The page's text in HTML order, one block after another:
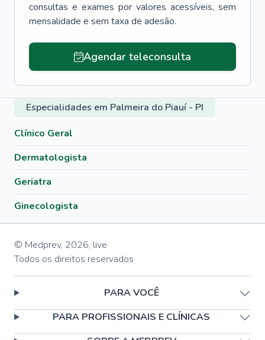
consultas e exames por valores acessíveis, sem
mensalidade e sem taxa de adesão.
Agendar teleconsulta
Especialidades em Palmeira do Piauí - PI
Clínico Geral
Dermatologista
Geriatra
Ginecologista
© Medprev, 2026, live
Todos os direitos reservados
PARA VOCÊ
PARA PROFISSIONAIS E CLÍNICAS